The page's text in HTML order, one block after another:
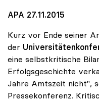
APA 27.11.2015
Kurz vor Ende seiner
der
eine selbstkritische
Erfolgsgeschichte
Jahre Amtszeit nicht",
Pressekonferenz.